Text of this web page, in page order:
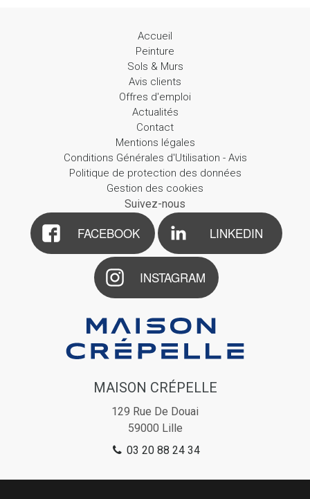
Accueil
Peinture
Sols & Murs
Avis clients
Offres d'emploi
Actualités
Contact
Mentions légales
Conditions Générales d'Utilisation - Avis
Politique de protection des données
Gestion des cookies
Suivez-nous
FACEBOOK LINKEDIN
INSTAGRAM
MAISON CRÉPELLE
129 Rue De Douai
59000 Lille
03 20 88 24 34